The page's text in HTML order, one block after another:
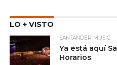
LO + VISTO
SANTANDER MUSIC
Ya está aquí
Horarios